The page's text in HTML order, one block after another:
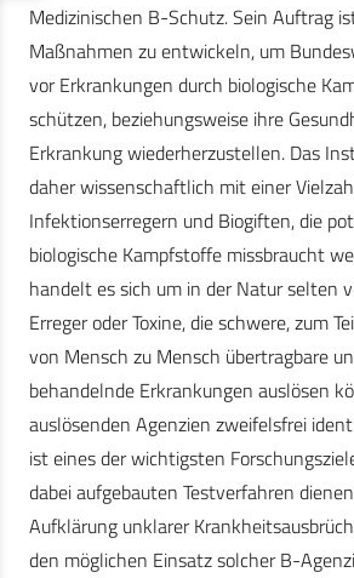
Medizinischen B-Schutz. Sein Auftrag
Maßnahmen zu entwickeln, um
vor Erkrankungen durch biologische
schützen, beziehungsweise ihre
Erkrankung wiederherzustellen. Das
daher wissenschaftlich mit einer
Infektionserregern und Biogiften, die
biologische Kampfstoffe missbraucht
handelt es sich um in der Natur selten
Erreger oder Toxine, die schwere, zum
von Mensch zu Mensch übertragbare
behandelnde Erkrankungen auslösen
auslösenden Agenzien zweifelsfrei
ist eines der wichtigsten
dabei aufgebauten Testverfahren
Aufklärung unklarer
den möglichen Einsatz solcher B-